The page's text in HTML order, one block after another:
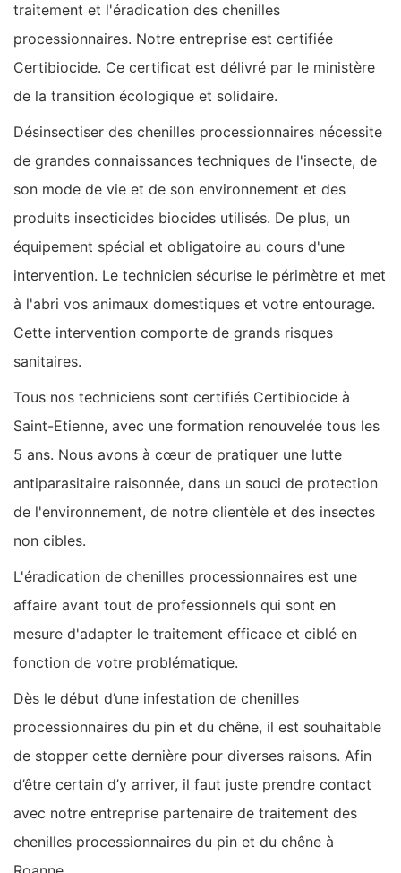
traitement et l'éradication des chenilles
processionnaires. Notre entreprise est certifiée
Certibiocide. Ce certificat est délivré par le ministère
de la transition écologique et solidaire.
Désinsectiser des chenilles processionnaires nécessite
de grandes connaissances techniques de l'insecte, de
son mode de vie et de son environnement et des
produits insecticides biocides utilisés. De plus, un
équipement spécial et obligatoire au cours d'une
intervention. Le technicien sécurise le périmètre et met
à l'abri vos animaux domestiques et votre entourage.
Cette intervention comporte de grands risques
sanitaires.
Tous nos techniciens sont certifiés Certibiocide à
Saint-Etienne, avec une formation renouvelée tous les
5 ans. Nous avons à cœur de pratiquer une lutte
antiparasitaire raisonnée, dans un souci de protection
de l'environnement, de notre clientèle et des insectes
non cibles.
L'éradication de chenilles processionnaires est une
affaire avant tout de professionnels qui sont en
mesure d'adapter le traitement efficace et ciblé en
fonction de votre problématique.
Dès le début d’une infestation de chenilles
processionnaires du pin et du chêne, il est souhaitable
de stopper cette dernière pour diverses raisons. Afin
d’être certain d’y arriver, il faut juste prendre contact
avec notre entreprise partenaire de traitement des
chenilles processionnaires du pin et du chêne à